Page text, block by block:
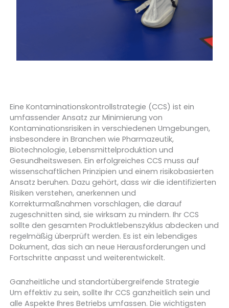
Eine Kontaminationskontrollstrategie (CCS) ist ein
umfassender Ansatz zur Minimierung von
Kontaminationsrisiken in verschiedenen Umgebungen,
insbesondere in Branchen wie Pharmazeutik,
Biotechnologie, Lebensmittelproduktion und
Gesundheitswesen. Ein erfolgreiches CCS muss auf
wissenschaftlichen Prinzipien und einem risikobasierten
Ansatz beruhen. Dazu gehört, dass wir die identifizierten
Risiken verstehen, anerkennen und
Korrekturmaßnahmen vorschlagen, die darauf
zugeschnitten sind, sie wirksam zu mindern. Ihr CCS
sollte den gesamten Produktlebenszyklus abdecken und
regelmäßig überprüft werden. Es ist ein lebendiges
Dokument, das sich an neue Herausforderungen und
Fortschritte anpasst und weiterentwickelt.
Ganzheitliche und standortübergreifende Strategie
Um effektiv zu sein, sollte Ihr CCS ganzheitlich sein und
alle Aspekte Ihres Betriebs umfassen. Die wichtigsten